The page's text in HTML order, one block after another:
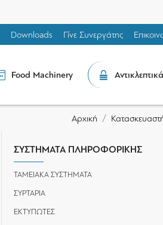
Downloads Γίνε Συνεργάτης
Food Machinery Αντικλεπτικά
Αρχική
ΣΥΣΤΗΜΑΤΑ ΠΛΗΡΟΦΟΡΙΚΗΣ
ΤΑΜΕΙΑΚΑ ΣΥΣΤΗΜΑΤΑ
ΣΥΡΤΑΡΙΑ
ΕΚΤΥΠΩΤΕΣ